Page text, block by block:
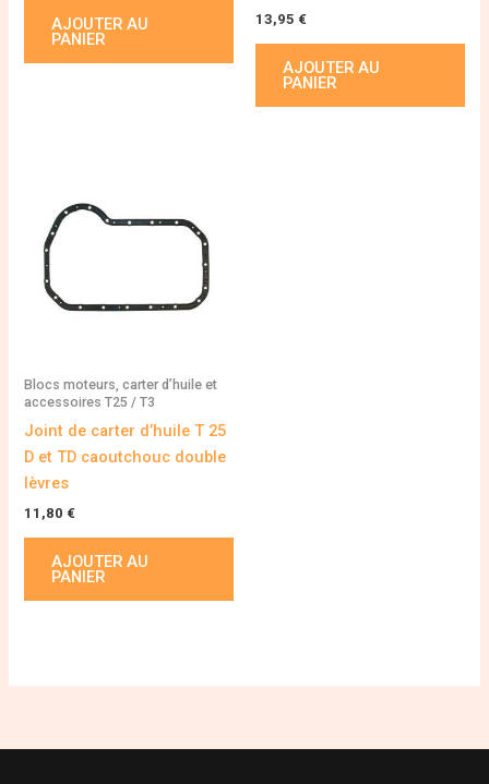
AJOUTER AU
PANIER
13,95 €
AJOUTER AU
PANIER
Blocs moteurs, carter d’huile et
accessoires T25 / T3
Joint de carter d’huile T 25
D et TD caoutchouc double
lèvres
11,80 €
AJOUTER AU
PANIER